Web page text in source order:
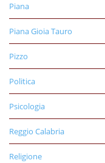
Piana
Piana Gioia Tauro
Pizzo
Politica
Psicologia
Reggio Calabria
Religione